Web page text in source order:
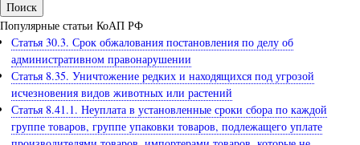
Популярные статьи КоАП РФ
Статья 30.3. Срок обжалования постановления по делу об
административном правонарушении
Статья 8.35. Уничтожение редких и находящихся под угрозой
исчезновения видов животных или растений
Статья 8.41.1. Неуплата в установленные сроки сбора по каждой
группе товаров, группе упаковки товаров, подлежащего уплате